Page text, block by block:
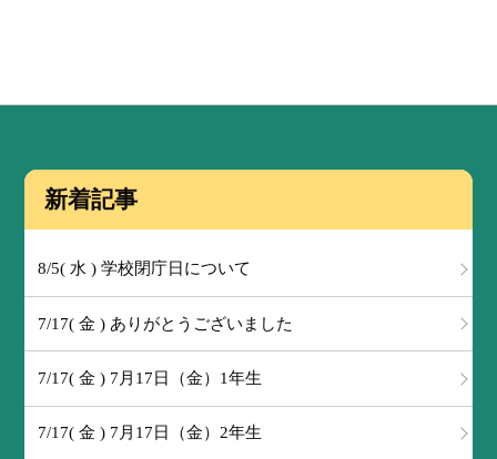
新着記事
8/5( 水 ) 学校閉庁日について
7/17( 金 ) ありがとうございました
7/17( 金 ) 7月17日（金）1年生
7/17( 金 ) 7月17日（金）2年生